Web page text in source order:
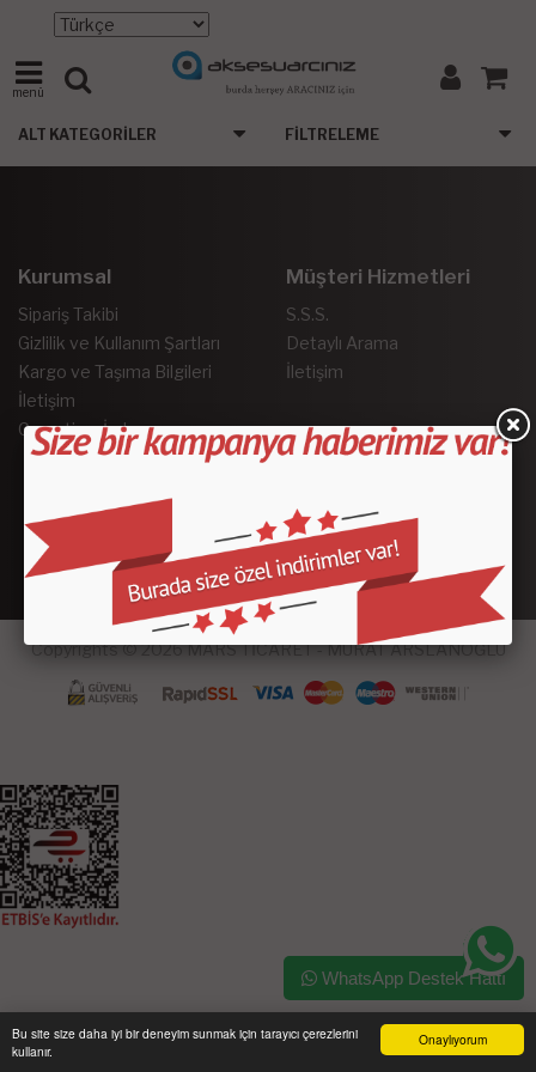
Onaylıyorum
Bu site size daha iyi bir deneyim sunmak için tarayıcı çerezlerini
kullanır.
menü
ALT KATEGORILER FILTRELEME
Kurumsal
Sipariş Takibi
Gizlilik ve Kullanım Şartları
Kargo ve Taşıma Bilgileri
İletişim
Garanti ve İade
Müşteri Hizmetleri
S.S.S.
Detaylı Arama
İletişim
Copyrights © 2026 MARS TİCARET - MURAT ARSLANOĞLU
Ana Sayfa Sipariş Takibi İletişim
WhatsApp Destek Hattı